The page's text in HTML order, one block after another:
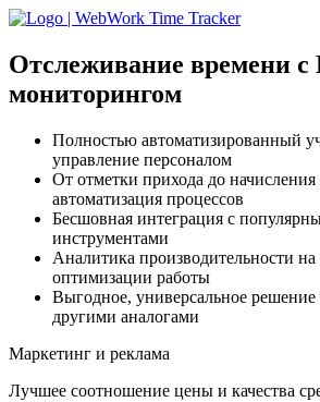
Отслеживание времени
мониторингом
Полностью автоматизированный
управление персоналом
От отметки прихода до
автоматизация процессов
Бесшовная интеграция с
инструментами
Аналитика производительности
оптимизации работы
Выгодное, универсальное
другими аналогами
Маркетинг и реклама
Лучшее соотношение цены и качества